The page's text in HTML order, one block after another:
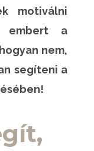
motiválni
embert a
nem,
segíteni a